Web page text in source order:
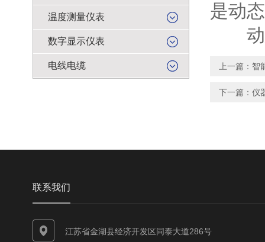
温度测量仪表
数字显示仪表
电线电缆
是动
动
上一篇： 智
下一篇： 仪
联系我们
江苏省金湖县经济开发区同泰大道286号